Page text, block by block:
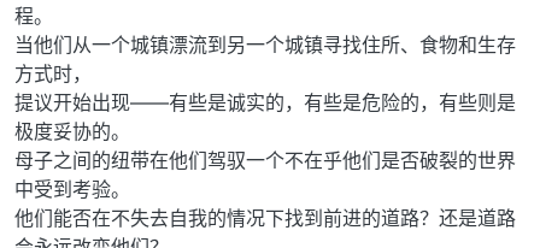
程。
当他们从一个城镇漂流到另一个城镇寻找住所、食物和生存
方式时，
提议开始出现——有些是诚实的，有些是危险的，有些则是
极度妥协的。
母子之间的纽带在他们驾驭一个不在乎他们是否破裂的世界
中受到考验。
他们能否在不失去自我的情况下找到前进的道路？还是道路